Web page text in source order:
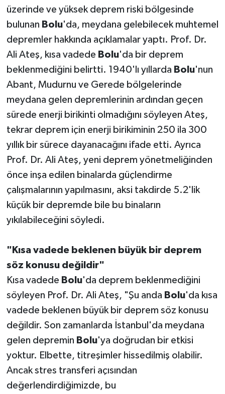
üzerinde ve yüksek deprem riski bölgesinde
bulunan Bolu'da, meydana gelebilecek muhtemel
depremler hakkında açıklamalar yaptı. Prof. Dr.
Ali Ateş, kısa vadede Bolu'da bir deprem
beklenmediğini belirtti. 1940'lı yıllarda Bolu'nun
Abant, Mudurnu ve Gerede bölgelerinde
meydana gelen depremlerinin ardından geçen
sürede enerji birikinti olmadığını söyleyen Ateş,
tekrar deprem için enerji birikiminin 250 ila 300
yıllık bir sürece dayanacağını ifade etti. Ayrıca
Prof. Dr. Ali Ateş, yeni deprem yönetmeliğinden
önce inşa edilen binalarda güçlendirme
çalışmalarının yapılmasını, aksi takdirde 5.2'lik
küçük bir depremde bile bu binaların
yıkılabileceğini söyledi.
"Kısa vadede beklenen büyük bir deprem
söz konusu değildir"
Kısa vadede Bolu'da deprem beklenmediğini
söyleyen Prof. Dr. Ali Ateş, "Şu anda Bolu'da kısa
vadede beklenen büyük bir deprem söz konusu
değildir. Son zamanlarda İstanbul'da meydana
gelen depremin Bolu'ya doğrudan bir etkisi
yoktur. Elbette, titreşimler hissedilmiş olabilir.
Ancak stres transferi açısından
değerlendirdiğimizde, bu